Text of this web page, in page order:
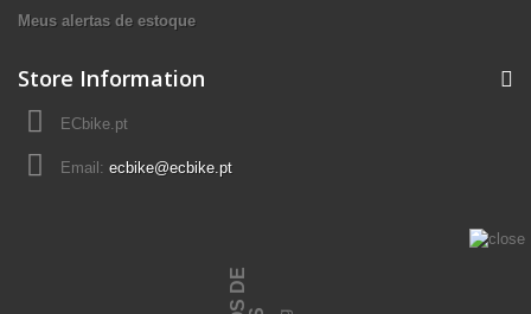
Meus alertas de estoque
Store Information
ECbike.pt
Email: ecbike@ecbike.pt